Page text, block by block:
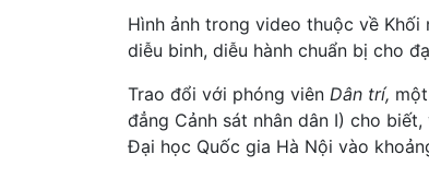
Hình ảnh trong video thuộc về
diễu binh, diễu hành chuẩn bị cho
Trao đổi với phóng viên Dân trí,
đẳng Cảnh sát nhân dân I) cho
Đại học Quốc gia Hà Nội vào